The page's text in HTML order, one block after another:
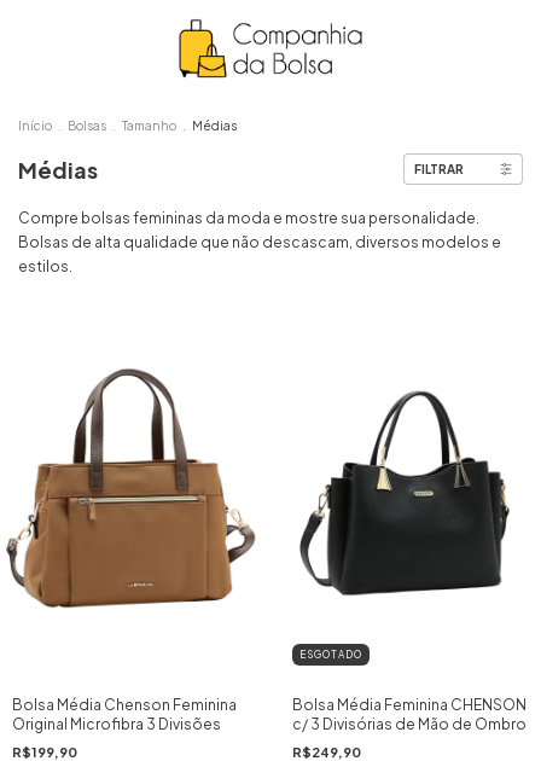
Início Bolsas Tamanho Médias
Médias FILTRAR
Compre bolsas femininas da moda e mostre sua personalidade.
Bolsas de alta qualidade que não descascam, diversos modelos e
estilos.
Bolsa Média Chenson Feminina
Original Microfibra 3 Divisões
R$199,90
ESGOTADO
Bolsa Média Feminina CHENSON
c/ 3 Divisórias de Mão de Ombro
R$249,90